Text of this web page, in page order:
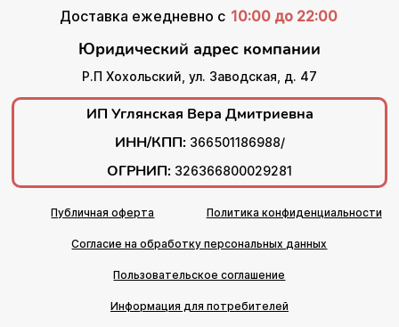
Доставка ежедневно с 10:00 до 22:00
Юридический адрес компании
Р.П Хохольский, ул. Заводская, д. 47
ИП Углянская Вера Дмитриевна
ИНН/КПП: 366501186988/
ОГРНИП: 326366800029281
Публичная оферта Политика конфиденциальности
Согласие на обработку персональных данных
Пользовательское соглашение
Информация для потребителей